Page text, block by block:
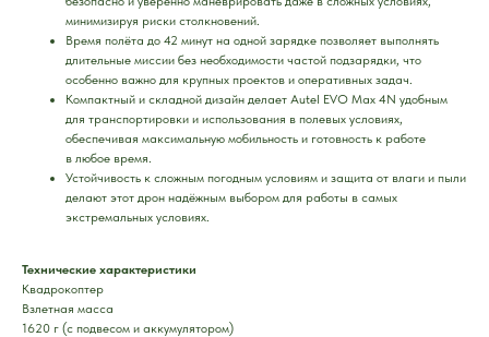
минимизируя риски столкновений.
Время полёта до 42 минут на одной зарядке позволяет выполнять
длительные миссии без необходимости частой подзарядки, что
особенно важно для крупных проектов и оперативных задач.
Компактный и складной дизайн делает Autel EVO Max 4N удобным
для транспортировки и использования в полевых условиях,
обеспечивая максимальную мобильность и готовность к работе
в любое время.
Устойчивость к сложным погодным условиям и защита от влаги и пыли
делают этот дрон надёжным выбором для работы в самых
экстремальных условиях.
Технические характеристики
Квадрокоптер
Взлетная масса
1620 г (с подвесом и аккумулятором)